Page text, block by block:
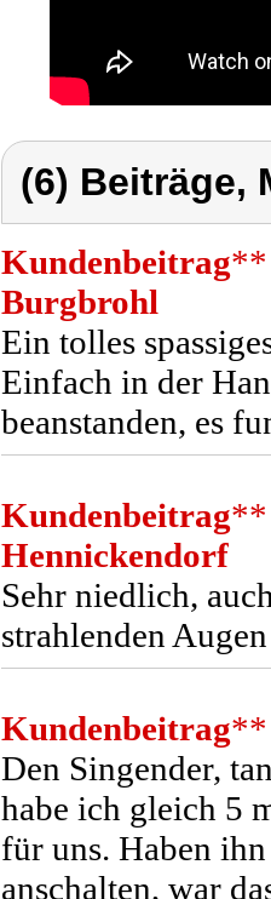
(6) Beiträge,
Kundenbeitrag**
Burgbrohl
Ein tolles
Einfach in der
beanstanden, es
Kundenbeitrag**
Hennickendorf
Sehr niedlich,
strahlenden
Kundenbeitrag**
Den Singender,
habe ich gleich 5
für uns. Haben
anschalten, war